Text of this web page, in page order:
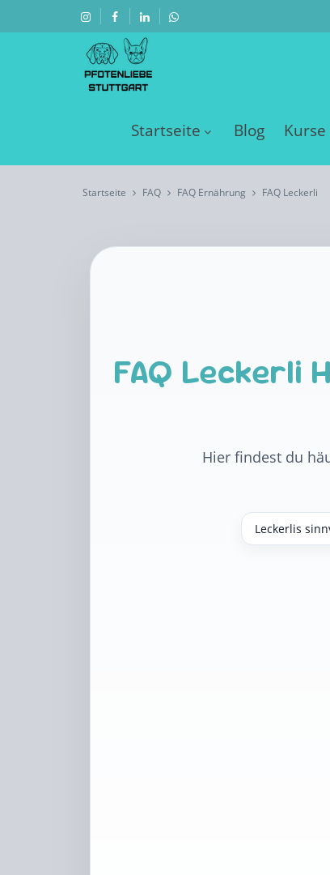
Startseite Blog Kurse
Startseite FAQ FAQ Ernährung FAQ Leckerli
FAQ
Hier findest du
Leckerlis